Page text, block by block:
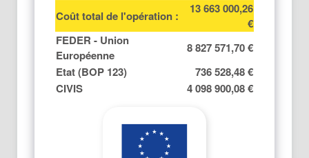
Coût total de l'opération :
13 663 000,26
€
FEDER - Union
Européenne
8 827 571,70 €
Etat (BOP 123)
736 528,48 €
CIVIS
4 098 900,08 €